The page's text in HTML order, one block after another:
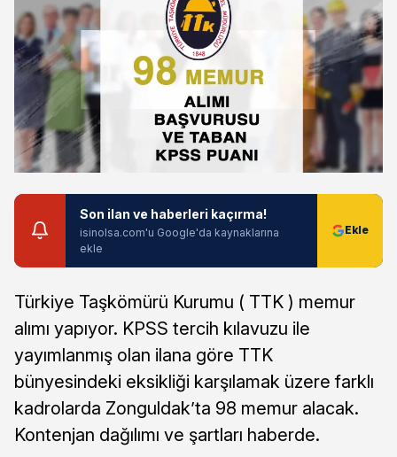
Son ilan ve haberleri kaçırma!
isinolsa.com'u Google'da kaynaklarına
ekle
Türkiye Taşkömürü Kurumu ( TTK ) memur
alımı yapıyor. KPSS tercih kılavuzu ile
yayımlanmış olan ilana göre TTK
bünyesindeki eksikliği karşılamak üzere farklı
kadrolarda Zonguldak’ta 98 memur alacak.
Kontenjan dağılımı ve şartları haberde.